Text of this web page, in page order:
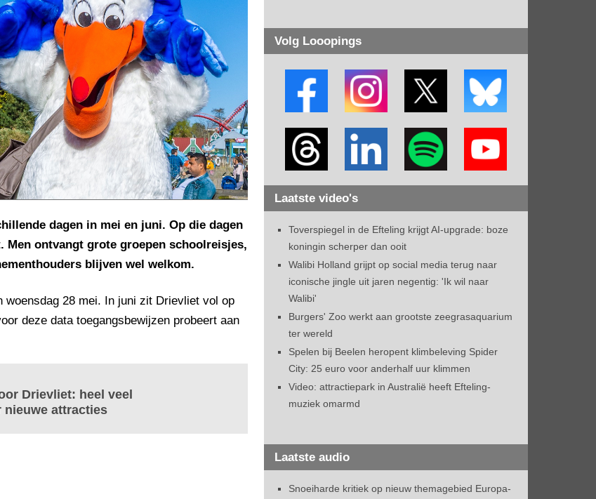
dagen in mei en juni. Op die dagen
ontvangt grote groepen schoolreisjes,
blijven wel welkom.
woensdag 28 mei. In juni zit Drievliet vol op
deze data toegangsbewijzen probeert aan
Drievliet: heel veel
nieuwe attracties
Volg Looopings
Laatste video's
Toverspiegel in de Efteling krijgt AI-upgrade: boze
koningin scherper dan ooit
Walibi Holland grijpt op social media terug naar
iconische jingle uit jaren negentig: 'Ik wil naar
Walibi'
Burgers' Zoo werkt aan grootste zeegrasaquarium
ter wereld
Spelen bij Beelen heropent klimbeleving Spider
City: 25 euro voor anderhalf uur klimmen
Video: attractiepark in Australië heeft Efteling-
muziek omarmd
Laatste audio
Snoeiharde kritiek op nieuw themagebied Europa-